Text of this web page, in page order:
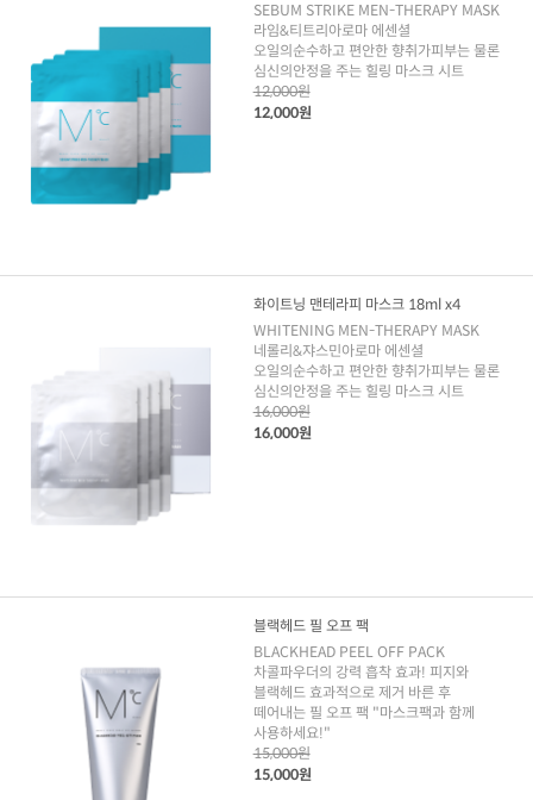
SEBUM STRIKE MEN-THERAPY MASK
라임&티트리아로마 에센셜
오일의순수하고 편안한 향취가피부는 물론
심신의안정을 주는 힐링 마스크 시트
12,000원
12,000원
화이트닝 맨테라피 마스크 18ml x4
WHITENING MEN-THERAPY MASK
네롤리&쟈스민아로마 에센셜
오일의순수하고 편안한 향취가피부는 물론
심신의안정을 주는 힐링 마스크 시트
16,000원
16,000원
블랙헤드 필 오프 팩
BLACKHEAD PEEL OFF PACK
차콜파우더의 강력 흡착 효과! 피지와
블랙헤드 효과적으로 제거 바른 후
떼어내는 필 오프 팩 "마스크팩과 함께
사용하세요!"
15,000원
15,000원